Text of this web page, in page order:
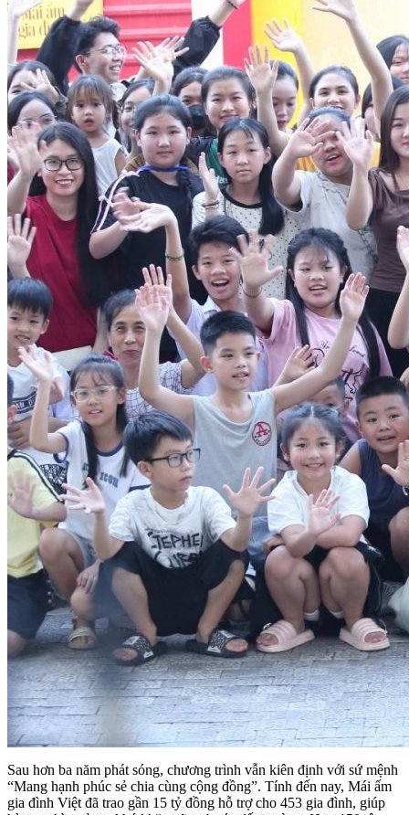
Sau hơn ba năm phát sóng, chương trình vẫn kiên định với sứ mệnh
“Mang hạnh phúc sẻ chia cùng cộng đồng”. Tính đến nay, Mái ấm
gia đình Việt đã trao gần 15 tỷ đồng hỗ trợ cho 453 gia đình, giúp